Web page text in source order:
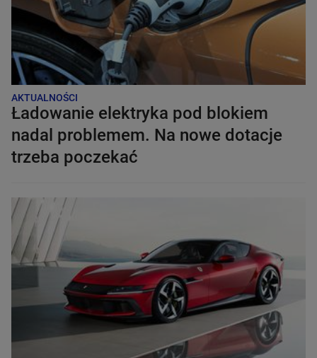
AKTUALNOŚCI
Ładowanie elektryka pod blokiem
nadal problemem. Na nowe dotacje
trzeba poczekać